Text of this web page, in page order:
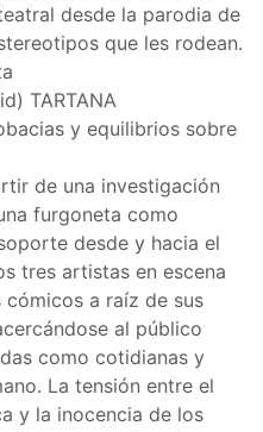
desde la parodia de
que les rodean.
TARTANA
y equilibrios sobre
de una investigación
furgoneta como
desde y hacia el
tres artistas en escena
a raíz de sus
al público
como cotidianas y
La tensión entre el
y la inocencia de los